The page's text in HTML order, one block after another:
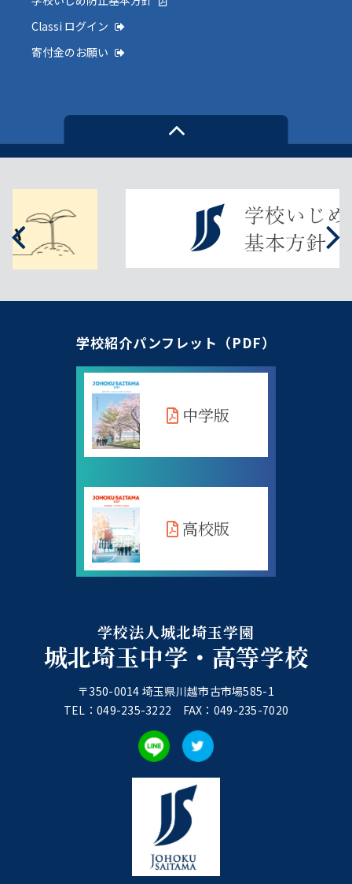
Classi ログイン
寄付金のお願い
学校法人城北埼玉学園
城北埼玉中学・高等学校
〒350-0014 埼玉県川越市古市場585-1
TEL：049-235-3222 FAX：049-235-7020
学校紹介パンフレット（PDF）
中学版
高校版